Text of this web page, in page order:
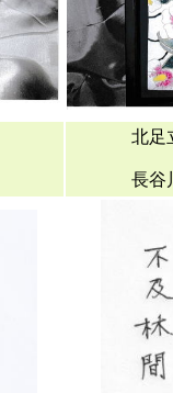
北足
長谷